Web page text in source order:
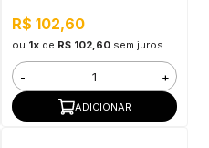
R$ 102,60
ou 1xde R$ 102,60 sem juros
- +
ADICIONAR